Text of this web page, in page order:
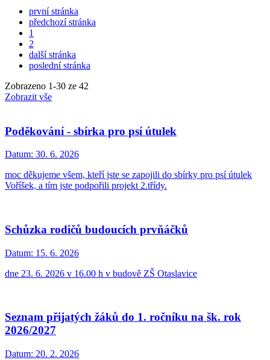
první stránka
předchozí stránka
1
2
další stránka
poslední stránka
Zobrazeno 1-30 ze 42
Zobrazit vše
Poděkování - sbírka pro psí útulek
Datum: 30. 6. 2026
moc děkujeme všem, kteří jste se zapojili do sbírky pro psí útulek
Voříšek, a tím jste podpořili projekt 2.třídy.
Schůzka rodičů budoucích prvňáčků
Datum: 15. 6. 2026
dne 23. 6. 2026 v 16.00 h v budově ZŠ Otaslavice
Seznam přijatých žáků do 1. ročníku na šk. rok
2026/2027
Datum: 20. 2. 2026